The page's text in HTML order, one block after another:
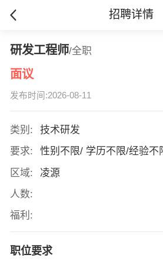
招聘详情
研发工程师/全职
面议
发布时间:2026-08-11
类别:
技术研发
要求:
性别不限/ 学历不限/经验不
区域:
凌源
人数:
福利:
职位要求